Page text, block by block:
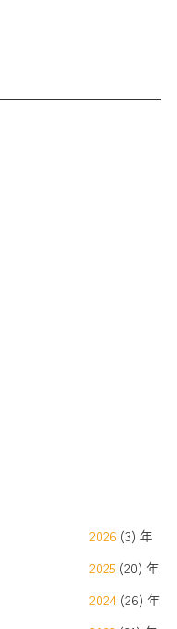
2026 (3) 年
2025 (20) 年
2024 (26) 年